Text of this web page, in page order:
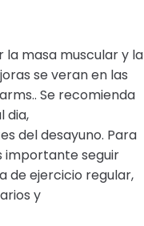
la masa muscular y la
se veran en las
Se recomienda
dia,
del desayuno. Para
importante seguir
de ejercicio regular,
y